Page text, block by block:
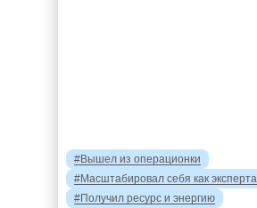
#Вышел из операционки
#Масштабировал себя как эксперта
#Получил ресурс и энергию